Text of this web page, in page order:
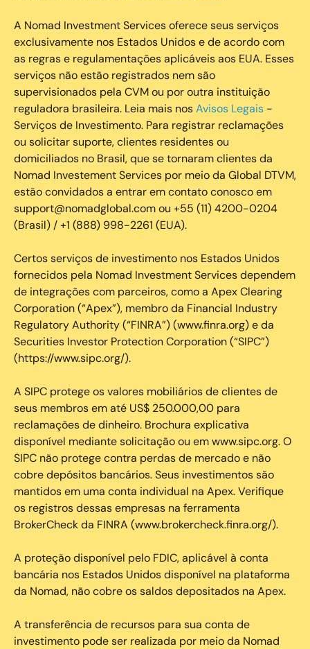
A Nomad Investment Services oferece seus serviços
exclusivamente nos Estados Unidos e de acordo com
as regras e regulamentações aplicáveis aos EUA. Esses
serviços não estão registrados nem são
supervisionados pela CVM ou por outra instituição
reguladora brasileira. Leia mais nosAvisos Legais -
Serviços de Investimento. Para registrar reclamações
ou solicitar suporte, clientes residentes ou
domiciliados no Brasil, que se tornaram clientes da
Nomad Investement Services por meio da Global DTVM,
estão convidados a entrar em contato conosco em
support@nomadglobal.com ou +55 (11) 4200-0204
(Brasil) / +1 (888) 998-2261 (EUA).
Certos serviços de investimento nos Estados Unidos
fornecidos pela Nomad Investment Services dependem
de integrações com parceiros, como a Apex Clearing
Corporation (“Apex”), membro da Financial Industry
Regulatory Authority (“FINRA”) (www.finra.org) e da
Securities Investor Protection Corporation (“SIPC”)
(https://www.sipc.org/).
A SIPC protege os valores mobiliários de clientes de
seus membros em até US$ 250.000,00 para
reclamações de dinheiro. Brochura explicativa
disponível mediante solicitação ou em www.sipc.org. O
SIPC não protege contra perdas de mercado e não
cobre depósitos bancários. Seus investimentos são
mantidos em uma conta individual na Apex. Verifique
os registros dessas empresas na ferramenta
BrokerCheck da FINRA (www.brokercheck.finra.org/).
A proteção disponível pelo FDIC, aplicável à conta
bancária nos Estados Unidos disponível na plataforma
da Nomad, não cobre os saldos depositados na Apex.
A transferência de recursos para sua conta de
investimento pode ser realizada por meio da Nomad